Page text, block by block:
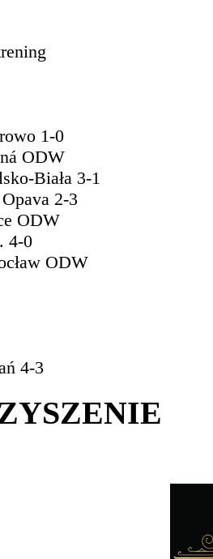
1-0
ODW
Biała 3-1
2-3
ODW
4-0
ODW
4-3